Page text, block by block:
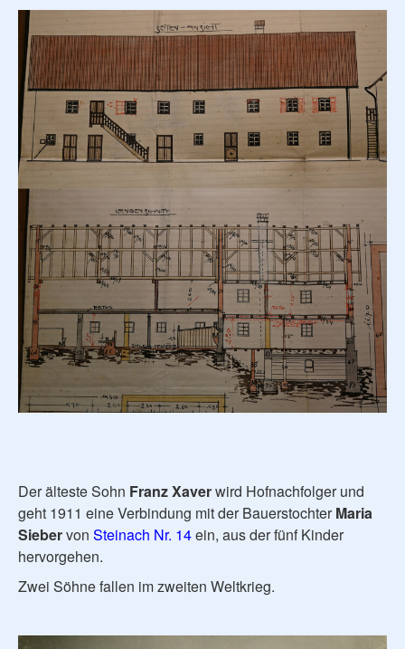
Der älteste Sohn Franz Xaverwird Hofnachfolger und
geht 1911 eine Verbindung mit der BauerstochterMaria
Siebervon Steinach Nr. 14ein, aus der fünf Kinder
hervorgehen.
Zwei Söhne fallen im zweiten Weltkrieg.